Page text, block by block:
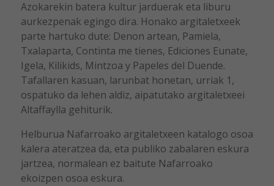
Azokarekin batera kultur jarduerak eta liburu
aurkezpenak egingo dira. Honako argitaletxeek
parte hartuko dute: Denon artean, Pamiela,
Txalaparta, Continta me tienes, Ediciones Eunate,
Igela, Kilikids, Mintzoa y Papeles del Duende.
Tafallaren kasuan, larunbat honetan, urriak 1,
ospatuko da lehen aldiz, aipatutako argitaletxeei
Altaffaylla gehiturik.
Helburua Nafarroako argitaletxeen katalogo osoa
kalera ateratzea da, eta publiko zabalaren eskura
jartzea, normalean ez baitute Nafarroako
ekoizpen osoa eskura.